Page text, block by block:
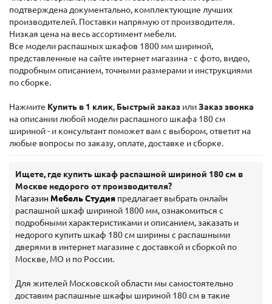
подтверждена документально, комплектующие лучших
производителей. Поставки напрямую от производителя.
Низкая цена на весь ассортимент мебели.
Все модели распашных шкафов 1800 мм шириной,
представленные на сайте интернет магазина - с фото, видео,
подробным описанием, точными размерами и инструкциями
по сборке.
Нажмите Купить в 1 клик, Быстрый заказ илиЗаказ звонка
на описании любой модели распашного шкафа 180 см
шириной - и консультант поможет вам с выбором, ответит на
любые вопросы по заказу, оплате, доставке и сборке.
Ищете, где купить шкаф распашной шириной 180 см в
Москве недорого от производителя?
Магазин Мебель Студия предлагает выбрать онлайн
распашной шкаф шириной 1800 мм, ознакомиться с
подробными характеристиками и описанием, заказать и
недорого купить шкаф 180 см ширины с распашными
дверями в интернет магазине с доставкой и сборкой по
Москве, МО и по России.
Для жителей Московской области мы самостоятельно
доставим распашные шкафы шириной 180 см в такие